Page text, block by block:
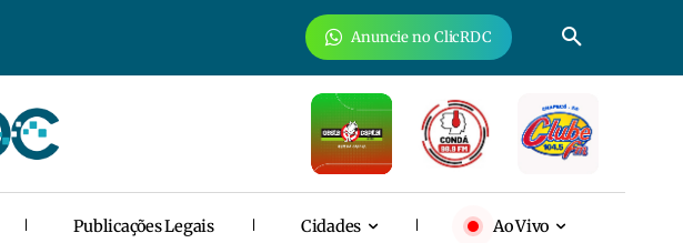
Anuncie no ClicRDC
Publicações Legais Cidades Ao Vivo